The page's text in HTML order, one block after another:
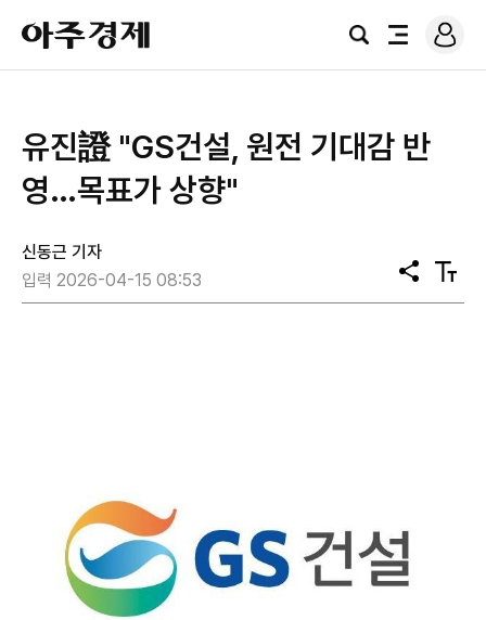
아
주
경
검
전
로
그
유진證 "GS건설, 원전 기대감 반
영…목표가 상향"
신동근 기자
입력 2026-04-15 08:53
공
유
텍
스